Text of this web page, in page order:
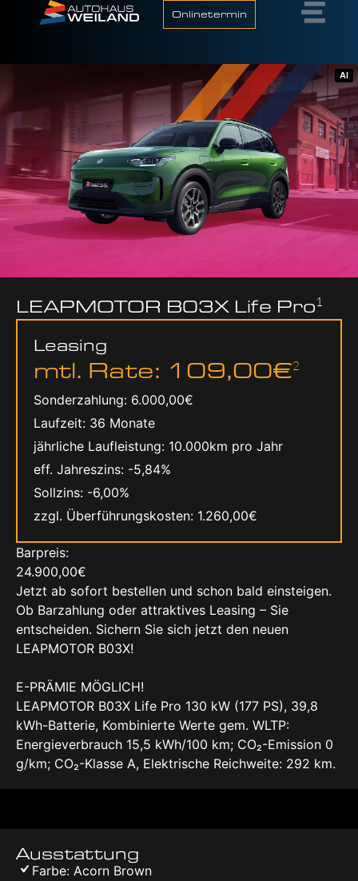
Onlinetermin
LEAP­MO­TOR B03X Life Pro1
Leasing
mtl. Rate 109,00€2
Sonderzahlung 6.000,00€
Laufzeit 36 Monate
jährliche Laufleistung 10.000km
eff. Jahreszins -5,84%
Sollzins -6,00%
zzgl. Überführungskosten 1.260,00€
Barpreis
24.900,00€
Jetzt ab sofort bestellen und schon bald einsteigen.
Ob Barzahlung oder attraktives Leasing – Sie
entscheiden. Sichern Sie sich jetzt den neuen
LEAPMOTOR B03X!
E-PRÄMIE MÖGLICH!
LEAPMOTOR B03X Life Pro 130 kW (177 PS), 39,8
kWh-Batterie, Kombinierte Werte gem. WLTP:
Energieverbrauch 15,5 kWh/100 km; CO₂-Emission 0
g/km; CO₂-Klasse A, Elektrische Reichweite: 292 km.
AI
Ausstattung
Farbe: Acorn Brown